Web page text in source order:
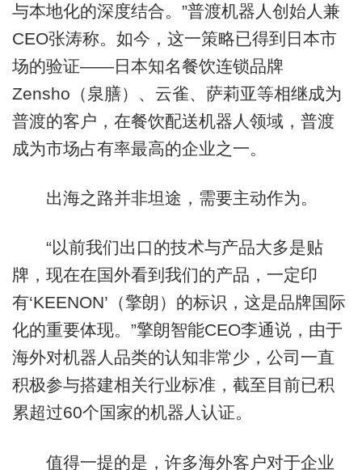
与本地化的深度结合。”普渡机器人创始人兼
CEO张涛称。如今，这一策略已得到日本市
场的验证——日本知名餐饮连锁品牌
Zensho（泉膳）、云雀、萨莉亚等相继成为
普渡的客户，在餐饮配送机器人领域，普渡
成为市场占有率最高的企业之一。
出海之路并非坦途，需要主动作为。
“以前我们出口的技术与产品大多是贴
牌，现在在国外看到我们的产品，一定印
有‘KEENON’（擎朗）的标识，这是品牌国际
化的重要体现。”擎朗智能CEO李通说，由于
海外对机器人品类的认知非常少，公司一直
积极参与搭建相关行业标准，截至目前已积
累超过60个国家的机器人认证。
值得一提的是，许多海外客户对于企业